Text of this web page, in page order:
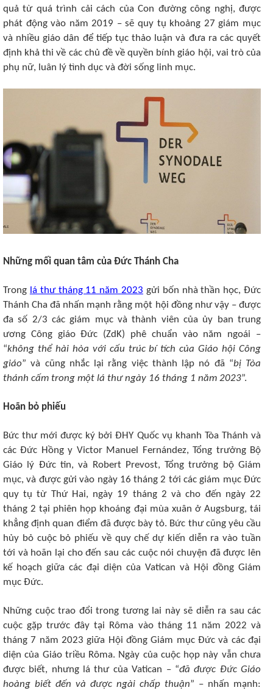
quả từ quá trình cải cách của Con đường công nghị, được
phát động vào năm 2019 – sẽ quy tụ khoảng 27 giám mục
và nhiều giáo dân để tiếp tục thảo luận và đưa ra các quyết
định khả thi về các chủ đề về quyền bính giáo hội, vai trò của
phụ nữ, luân lý tình dục và đời sống linh mục.
Những mối quan tâm của Đức Thánh Cha
Trong lá thư tháng 11 năm 2023 gửi bốn nhà thần học, Đức
Thánh Cha đã nhấn mạnh rằng một hội đồng như vậy – được
đa số 2/3 các giám mục và thành viên của ủy ban trung
ương Công giáo Đức (ZdK) phê chuẩn vào năm ngoái –
“không thể hài hòa với cấu trúc bí tích của Giáo hội Công
giáo” và cũng nhắc lại rằng việc thành lập nó đã “bị Tòa
thánh cấm trong một lá thư ngày 16 tháng 1 năm 2023”.
Hoãn bỏ phiếu
Bức thư mới được ký bởi ĐHY Quốc vụ khanh Tòa Thánh và
các Đức Hồng y Victor Manuel Fernández, Tổng trưởng Bộ
Giáo lý Đức tin, và Robert Prevost, Tổng trưởng bộ Giám
mục, và được gửi vào ngày 16 tháng 2 tới các giám mục Đức
quy tụ từ Thứ Hai, ngày 19 tháng 2 và cho đến ngày 22
tháng 2 tại phiên họp khoáng đại mùa xuân ở Augsburg, tái
khẳng định quan điểm đã được bày tỏ. Bức thư cũng yêu cầu
hủy bỏ cuộc bỏ phiếu về quy chế dự kiến ​​diễn ra vào tuần
tới và hoãn lại cho đến sau các cuộc nói chuyện đã được lên
kế hoạch giữa các đại diện của Vatican và Hội đồng Giám
mục Đức.
Những cuộc trao đổi trong tương lai này sẽ diễn ra sau các
cuộc gặp trước đây tại Rôma vào tháng 11 năm 2022 và
tháng 7 năm 2023 giữa Hội đồng Giám mục Đức và các đại
diện của Giáo triều Rôma. Ngày của cuộc họp này vẫn chưa
được biết, nhưng lá thư của Vatican – “đã được Đức Giáo
hoàng biết đến và được ngài chấp thuận” – nhấn mạnh: